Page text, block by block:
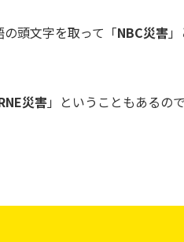
の頭文字を取って「NBC災害
災害」ということもあるの